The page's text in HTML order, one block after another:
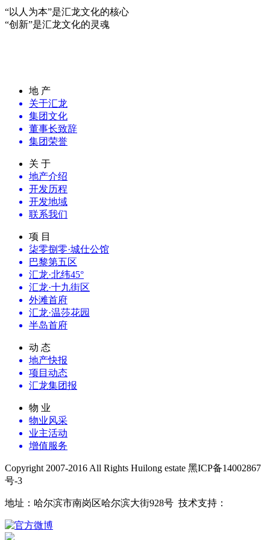
“以人为本”是汇龙文化的核心
“创新”是汇龙文化的灵魂
地 产
关于汇龙
集团文化
董事长致辞
集团荣誉
关 于
地产介绍
开发历程
开发地域
联系我们
项 目
柒零捌零·城仕公馆
巴黎第五区
汇龙·北纬45°
汇龙·十九街区
外滩首府
汇龙·温莎花园
半岛首府
动 态
地产快报
项目动态
汇龙集团报
物 业
物业风采
业主活动
增值服务
Copyright 2007-2016 All Rights Huilong estate 黑ICP备14002867
号-3
地址：哈尔滨市南岗区哈尔滨大街928号 技术支持：